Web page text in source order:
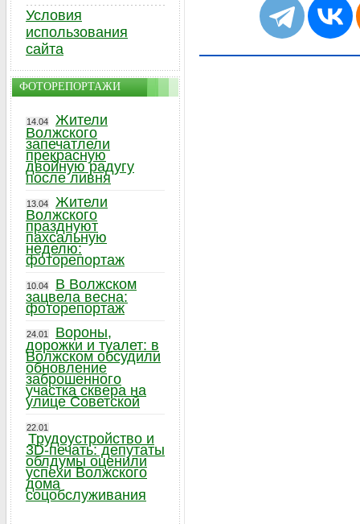
Условия
использования
сайта
ФОТОРЕПОРТАЖИ
14.04
Жители
Волжского
запечатлели
прекрасную
двойную радугу
после ливня
13.04
Жители
Волжского
празднуют
пахсальную
неделю:
фоторепортаж
10.04
В Волжском
зацвела весна:
фоторепортаж
24.01
Вороны,
дорожки и туалет: в
Волжском обсудили
обновление
заброшенного
участка сквера на
улице Советской
22.01
Трудоустройство и
3D-печать: депутаты
облдумы оценили
успехи Волжского
дома
соцобслуживания